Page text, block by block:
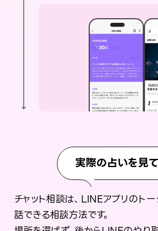
実際の占いを見
チャット相談は、LINEアプリのト
話できる相談方法です。